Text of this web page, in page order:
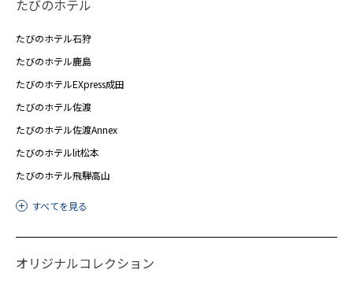
たびのホテル
たびのホテル石狩
たびのホテル鹿島
たびのホテルEXpress成田
たびのホテル佐渡
たびのホテル佐渡Annex
たびのホテルlit松本
たびのホテル飛騨高山
すべてを見る
オリジナルコレクション